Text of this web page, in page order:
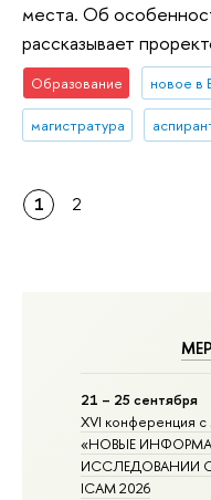
21 – 25 сентября
XVI конференция
«НОВЫЕ
ИССЛЕДОВАНИИ
ICAM 2026
места. Об
рассказывает
Образование новое
магистратура
1 2